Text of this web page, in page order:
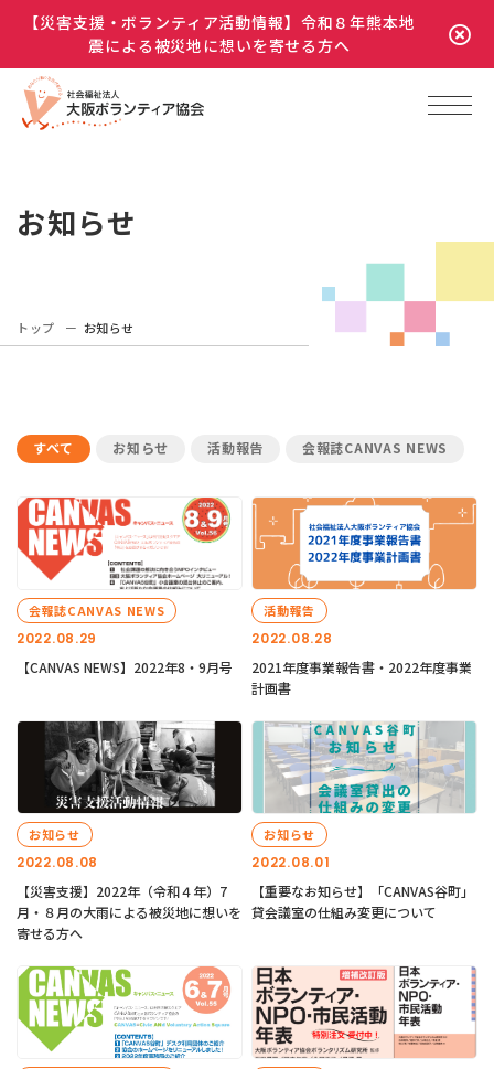
【災害支援・ボランティア活動情報】令和８年熊本地
震による被災地に想いを寄せる方へ
お知らせ
トップ お知らせ
すべて お知らせ 活動報告 会報誌CANVAS NEWS
2022.08.29
会報誌CANVAS NEWS
【CANVAS NEWS】2022年8・9月号
2022.08.28
活動報告
2021年度事業報告書・2022年度事業
計画書
2022.08.08
お知らせ
【災害支援】2022年（令和４年）7
月・８月の大雨による被災地に想いを
寄せる方へ
2022.08.01
お知らせ
【重要なお知らせ】「CANVAS谷町」
貸会議室の仕組み変更について